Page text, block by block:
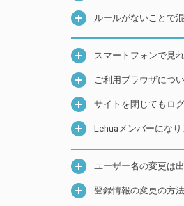
ルールがないことで
スマートフォンで見
ご利用ブラウザにつ
サイトを閉じてもロ
Lehuaメンバーにな
ユーザー名の変更は
登録情報の変更の方